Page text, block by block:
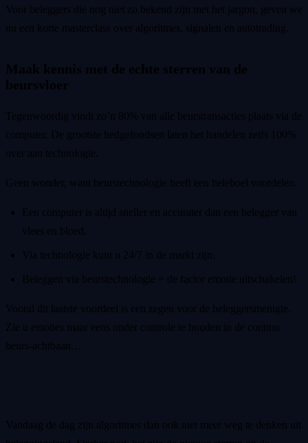
Voor beleggers die nog niet zo bekend zijn met het jargon, geven we
nu een korte masterclass over algoritmes, signalen en autotrading.
Maak kennis met de echte sterren van de
beursvloer
Tegenwoordig vindt zo’n 80% van alle beurstransacties plaats via de
computer. De grootste hedgefondsen laten het handelen zelfs 100%
over aan technologie.
Geen wonder, want beurstechnologie heeft een heleboel voordelen.
Een computer is altijd sneller en accurater dan een belegger van
vlees en bloed.
Via technologie kunt u 24/7 in de markt zijn.
Beleggen via beurstechnologie = de factor emotie uitschakelen!
Vooral dit laatste voordeel is een zegen voor de beleggersmenigte.
Zie u emoties maar eens onder controle te houden in de continu
beurs-achtbaan…
Vandaag de dag zijn algoritmes dan ook niet meer weg te denken uit